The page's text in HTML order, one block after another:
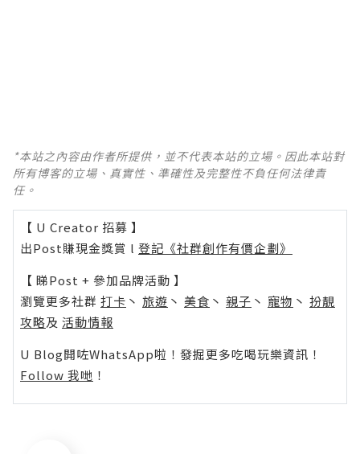
*本站之內容由作者所提供，並不代表本站的立場。因此本站對
所有博客的立場、真實性、準確性及完整性不負任何法律責
任。
【 U Creator 招募 】
出Post賺現金獎賞 l 登記《社群創作有價企劃》
【 睇Post + 參加品牌活動 】
瀏覽更多社群 打卡 丶 旅遊 丶 美食 丶 親子 丶 寵物 丶 扮靚
攻略及 活動情報
U Blog開咗WhatsApp啦！發掘更多吃喝玩樂資訊！
Follow 我哋 ！